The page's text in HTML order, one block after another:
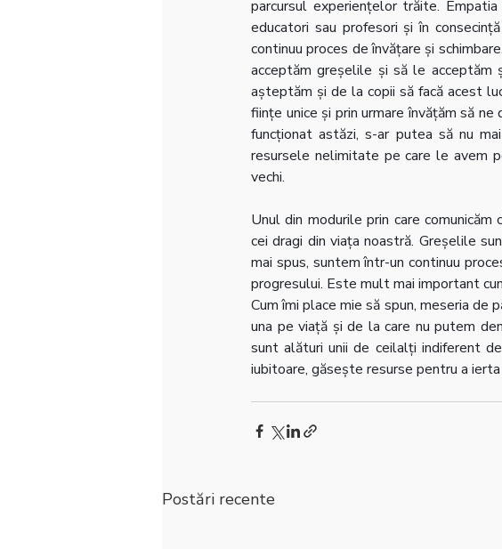
parcursul experiențelor trăite.
educatori sau profesori și în
continuu proces de învățare și
acceptăm greșelile și să le acceptăm
așteptăm și de la copii să facă acest
ființe unice și prin urmare învățăm să
funcționat astăzi, s-ar putea să nu
resursele nelimitate pe care le avem
vechi.
Unul din modurile prin care
cei dragi din viața noastră. Greșelile
mai spus, suntem într-un continuu
progresului. Este mult mai important
Cum îmi place mie să spun, meseria de
una pe viață și de la care nu putem
sunt alături unii de ceilalți indiferent
iubitoare, găsește resurse pentru a
Postări recente